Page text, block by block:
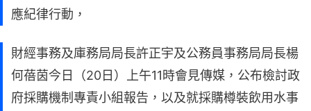
應紀律行動，
財經事務及庫務局局長許正宇及公務員事務局局長楊
何蓓茵今日（20日）上午11時會見傳媒，公布檢討政
府採購機制專責小組報告，以及就採購樽裝飲用水事